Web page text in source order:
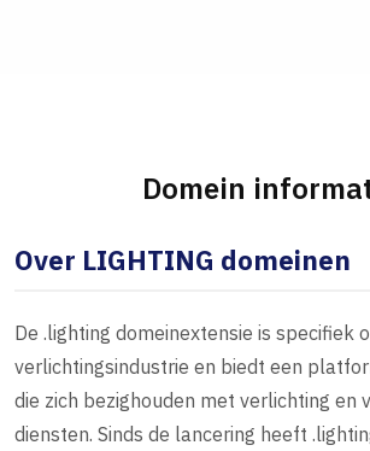
Domein
Over LIGHTING domeinen
De .lighting domeinextensie is specifiek
verlichtingsindustrie en biedt een
die zich bezighouden met verlichting en
diensten. Sinds de lancering heeft